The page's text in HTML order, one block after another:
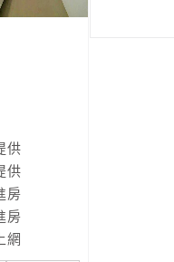
供
供
房
房
網